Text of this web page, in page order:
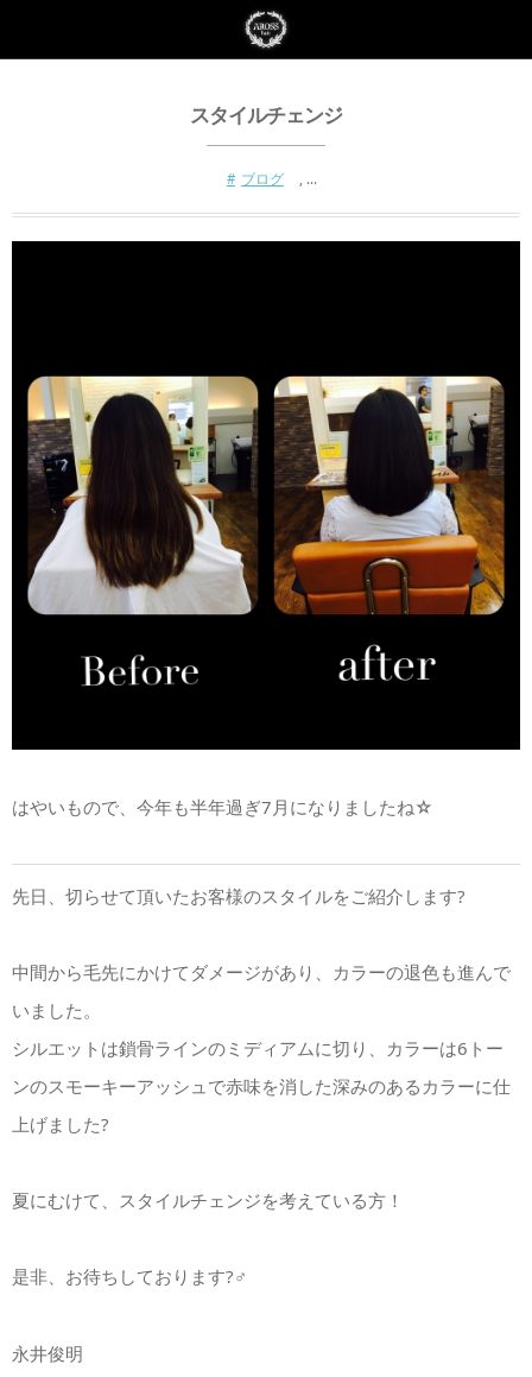
スタイルチェンジ
ブログ , …
はやいもので、今年も半年過ぎ7月になりましたね☆
先日、切らせて頂いたお客様のスタイルをご紹介します?
中間から毛先にかけてダメージがあり、カラーの退色も進んで
いました。
シルエットは鎖骨ラインのミディアムに切り、カラーは6トー
ンのスモーキーアッシュで赤味を消した深みのあるカラーに仕
上げました?
夏にむけて、スタイルチェンジを考えている方！
是非、お待ちしております?‍♂️
永井俊明